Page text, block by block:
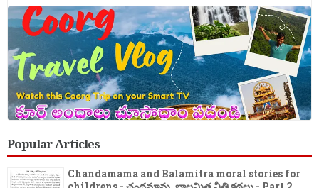
Popular Articles
Chandamama and Balamitra moral stories for